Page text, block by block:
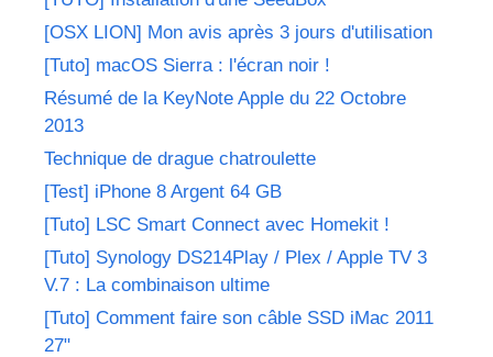
[OSX LION] Mon avis après 3 jours d'utilisation
[Tuto] macOS Sierra : l'écran noir !
Résumé de la KeyNote Apple du 22 Octobre
2013
Technique de drague chatroulette
[Test] iPhone 8 Argent 64 GB
[Tuto] LSC Smart Connect avec Homekit !
[Tuto] Synology DS214Play / Plex / Apple TV 3
V.7 : La combinaison ultime
[Tuto] Comment faire son câble SSD iMac 2011
27"